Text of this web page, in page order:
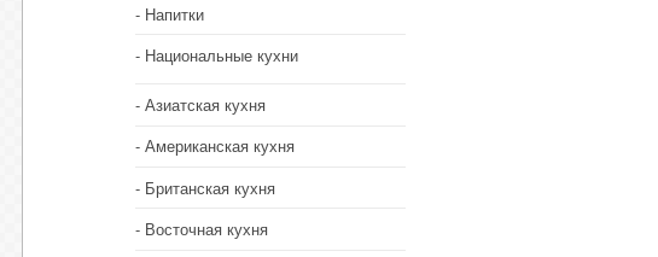
Напитки
Национальные кухни
Азиатская кухня
Американская кухня
Британская кухня
Восточная кухня